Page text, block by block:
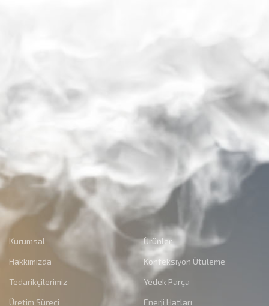
Kurumsal
Hakkımızda
Tedarikçilerimiz
Üretim Süreci
Ürünler
Konfeksiyon Ütüleme
Yedek Parça
Enerji Hatları